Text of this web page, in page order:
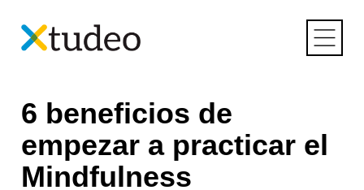
content6 beneficios de
empezar a practicar el
Mindfulness